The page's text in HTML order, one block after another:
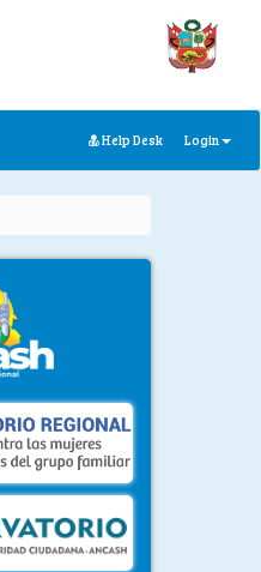
Help Desk Login